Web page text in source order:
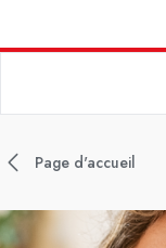
Page d'accueil